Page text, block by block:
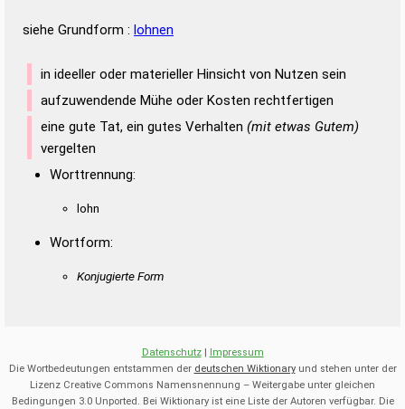
siehe Grundform : lohnen
in ideeller oder materieller Hinsicht von Nutzen sein
aufzuwendende Mühe oder Kosten rechtfertigen
eine gute Tat, ein gutes Verhalten (mit etwas Gutem)
vergelten
Worttrennung:
lohn
Wortform:
Konjugierte Form
Datenschutz| Impressum
Die Wortbedeutungen entstammen der deutschen Wiktionaryund stehen unter der
Lizenz Creative Commons Namensnennung – Weitergabe unter gleichen
Bedingungen 3.0 Unported. Bei Wiktionary ist eine Liste der Autoren verfügbar. Die